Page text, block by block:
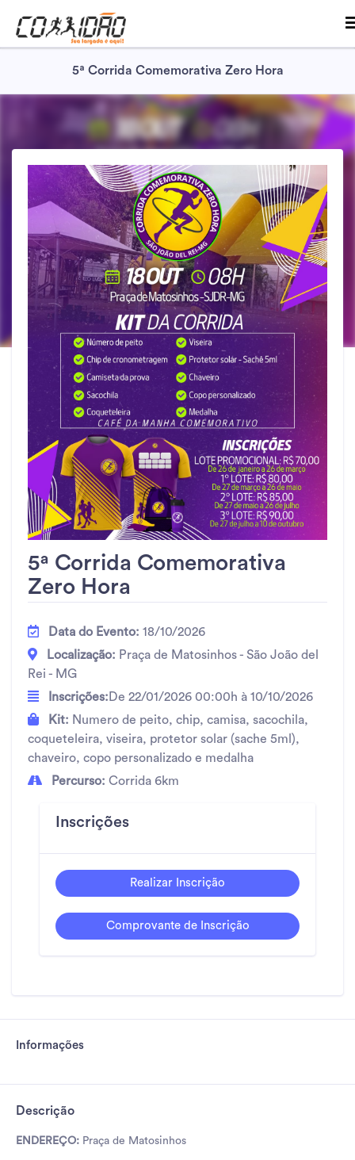
5ª Corrida Comemorativa Zero Hora
5ª Corrida Comemorativa
Zero Hora
Data do Evento: 18/10/2026
Localização: Praça de Matosinhos - São João del
Rei - MG
Inscrições: De 22/01/2026 00:00h à 10/10/2026
Kit: Numero de peito, chip, camisa, sacochila,
coqueteleira, viseira, protetor solar (sache 5ml),
chaveiro, copo personalizado e medalha
Percurso: Corrida 6km
Inscrições
Realizar Inscrição
Comprovante de Inscrição
Informações
Descrição
ENDEREÇO: Praça de Matosinhos